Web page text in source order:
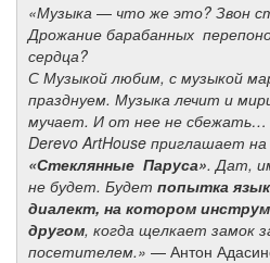
«Музыка — что же это? Звон
Дрожание барабанных
сердца?
С Музыкой любим, с музыкой
празднуем. Музыка лечит и
мучает. И от нее не сбежать…
Derevo ArtHouse приглашает на
«Стеклянные Паруса». Дат,
не будет. Будет попытка
диалект, на котором
другом, когда щелкает замок
посетителем.» — Антон